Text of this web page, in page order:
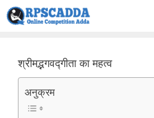
Skip
to
श्रीमद्भगवद्गीता का महत्व
अनुक्रम